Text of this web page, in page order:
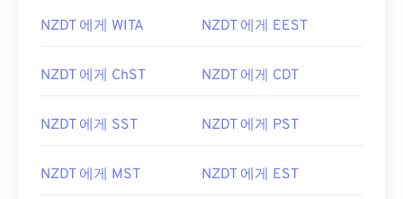
NZDT 에게 WITA NZDT 에게 EEST
NZDT 에게 ChST NZDT 에게 CDT
NZDT 에게 SST NZDT 에게 PST
NZDT 에게 MST NZDT 에게 EST